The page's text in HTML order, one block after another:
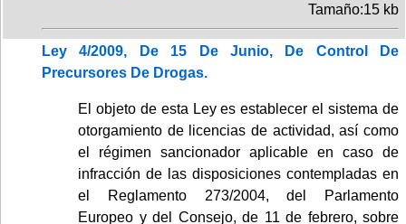
Tamaño:15 kb
Ley 4/2009, De 15 De Junio, De Control De
Precursores De Drogas.
El objeto de esta Ley es establecer el sistema de
otorgamiento de licencias de actividad, así como
el régimen sancionador aplicable en caso de
infracción de las disposiciones contempladas en
el Reglamento 273/2004, del Parlamento
Europeo y del Consejo, de 11 de febrero, sobre